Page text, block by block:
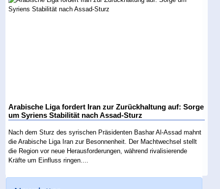
Arabische Liga fordert Iran zur Zurückhaltung auf: Sorge
um Syriens Stabilität nach Assad-Sturz
Nach dem Sturz des syrischen Präsidenten Bashar Al-Assad mahnt
die Arabische Liga Iran zur Besonnenheit. Der Machtwechsel stellt
die Region vor neue Herausforderungen, während rivalisierende
Kräfte um Einfluss ringen....